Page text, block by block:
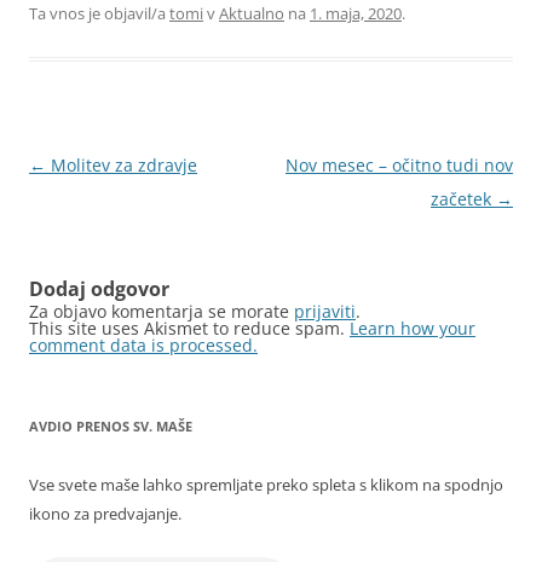
Ta vnos je objavil/a tomivAktualno na 1. maja, 2020.
Krmarjenje
← Molitev za zdravje
Nov mesec – očitno tudi nov
začetek →
Dodaj odgovor
Za objavo komentarja se morate prijaviti.
This site uses Akismet to reduce spam.Learn how your
comment data is processed.
AVDIO PRENOS SV. MAŠE
Vse svete maše lahko spremljate preko spleta s klikom na spodnjo
ikono za predvajanje.